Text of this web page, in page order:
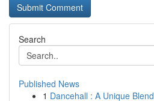
Search
Published News
1 Dancehall : A Unique Blend